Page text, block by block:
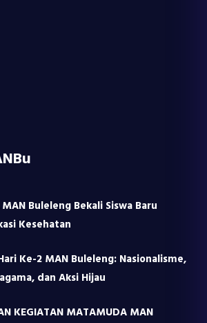
Buleleng Bekali Siswa Baru
Kesehatan
Ke-2 MAN Buleleng: Nasionalisme,
dan Aksi Hijau
KEGIATAN MATAMUDA MAN